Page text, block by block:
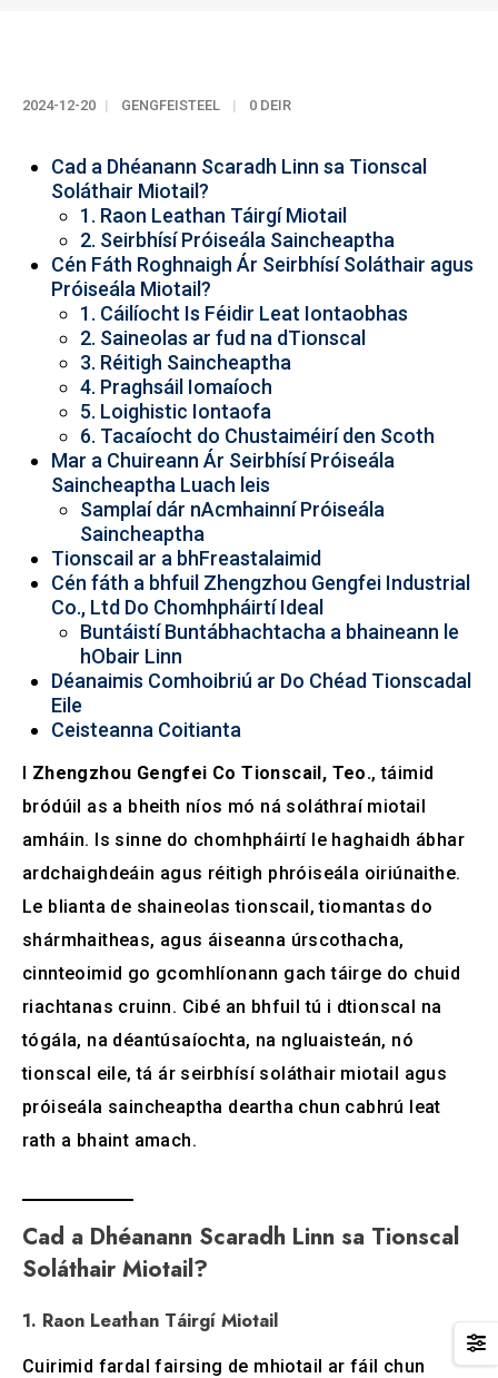
2024-12-20 GENGFEISTEEL 0 DEIR
Cad a Dhéanann Scaradh Linn sa Tionscal
Soláthair Miotail?
1. Raon Leathan Táirgí Miotail
2. Seirbhísí Próiseála Saincheaptha
Cén Fáth Roghnaigh Ár Seirbhísí Soláthair agus
Próiseála Miotail?
1. Cáilíocht Is Féidir Leat Iontaobhas
2. Saineolas ar fud na dTionscal
3. Réitigh Saincheaptha
4. Praghsáil Iomaíoch
5. Loighistic Iontaofa
6. Tacaíocht do Chustaiméirí den Scoth
Mar a Chuireann Ár Seirbhísí Próiseála
Saincheaptha Luach leis
Samplaí dár nAcmhainní Próiseála
Saincheaptha
Tionscail ar a bhFreastalaimid
Cén fáth a bhfuil Zhengzhou Gengfei Industrial
Co., Ltd Do Chomhpháirtí Ideal
Buntáistí Buntábhachtacha a bhaineann le
hObair Linn
Déanaimis Comhoibriú ar Do Chéad Tionscadal
Eile
Ceisteanna Coitianta
I Zhengzhou Gengfei Co Tionscail, Teo., táimid
bródúil as a bheith níos mó ná soláthraí miotail
amháin. Is sinne do chomhpháirtí le haghaidh ábhar
ardchaighdeáin agus réitigh phróiseála oiriúnaithe.
Le blianta de shaineolas tionscail, tiomantas do
shármhaitheas, agus áiseanna úrscothacha,
cinnteoimid go gcomhlíonann gach táirge do chuid
riachtanas cruinn. Cibé an bhfuil tú i dtionscal na
tógála, na déantúsaíochta, na ngluaisteán, nó
tionscal eile, tá ár seirbhísí soláthair miotail agus
próiseála saincheaptha deartha chun cabhrú leat
rath a bhaint amach.
Cad a Dhéanann Scaradh Linn sa Tionscal
Soláthair Miotail?
1. Raon Leathan Táirgí Miotail
Cuirimid fardal fairsing de mhiotail ar fáil chun